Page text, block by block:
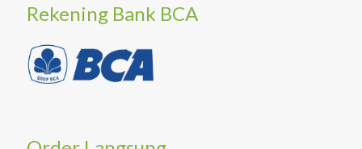
Rekening Bank BCA